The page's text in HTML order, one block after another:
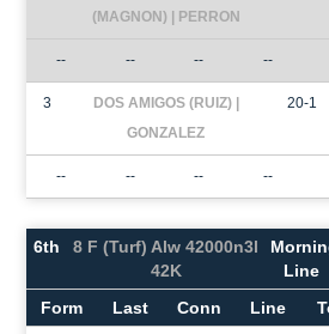
(MAGNON) | PERRON
-- -- -- --
3
DOS AMIGOS (RUIZ) |
GONZALEZ
20-1
-- -- -- --
6th
8 F (Turf) Alw 42000n3l
42K
Line
Form Last Conn Line